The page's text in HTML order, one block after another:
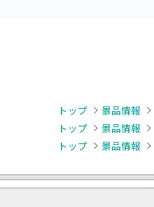
トップ 景品情報
トップ
景品情報
トップ
景品情報